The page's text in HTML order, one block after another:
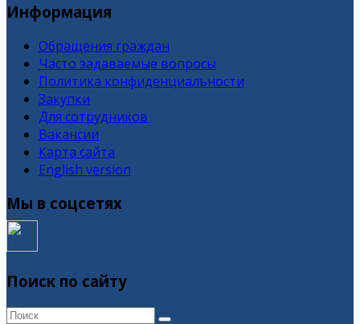
Информация
Обращения граждан
Часто задаваемые вопросы
Политика конфиденциальности
Закупки
Для сотрудников
Вакансии
Карта сайта
English version
Мы в соцсетях
Поиск по сайту